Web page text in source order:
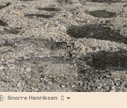
| Snorre Henriksen